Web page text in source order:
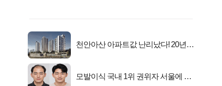
천안아산 아파트값 난리났다! 20년
모발이식 국내 1위 권위자 서울에 있